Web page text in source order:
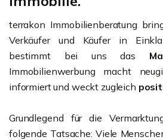
terrakon Immobilienberatung
Verkäufer und Käufer in
bestimmt bei uns das
Immobilienwerbung macht
informiert und weckt zugleich
Grundlegend für die
folgende Tatsache: Viele